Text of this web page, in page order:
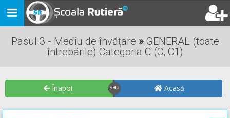
Toggle
navigation
Pasul 3 - Mediu de învățare »GENERAL (toate
întrebările) Categoria C (C, C1)
Înapoi Acasă